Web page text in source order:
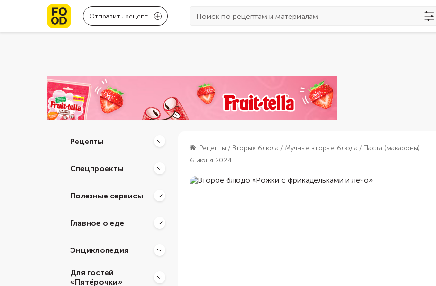
Отправить рецепт
Рецепты
Спецпроекты
Полезные сервисы
Главное о еде
Энциклопедия
Для гостей
«Пятёрочки»
Рецепты Вторые блюда Мучные вторые блюда
Паста (макароны)
6 июня 2024